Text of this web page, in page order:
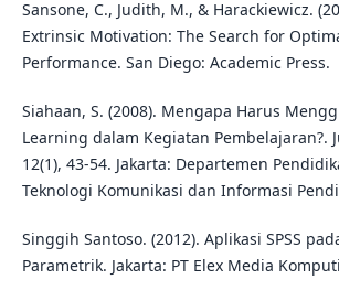
Sansone, C., Judith, M., & Harackiewicz.
Extrinsic Motivation: The Search for
Performance. San Diego: Academic Press.
Siahaan, S. (2008). Mengapa Harus
Learning dalam Kegiatan Pembelajaran?.
12(1), 43-54. Jakarta: Departemen
Teknologi Komunikasi dan Informasi
Singgih Santoso. (2012). Aplikasi SPSS
Parametrik. Jakarta: PT Elex Media